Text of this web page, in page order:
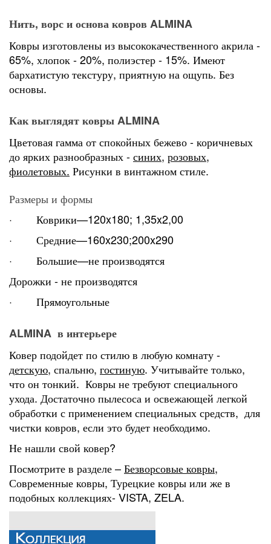
Нить, ворс и основа ковров ALMINA
Ковры изготовлены из высококачественного акрила -
65%, хлопок - 20%, полиэстер - 15%. Имеют
бархатистую текстуру, приятную на ощупь. Без
основы.
Как выглядят ковры ALMINA
Цветовая гамма от спокойных бежево - коричневых
до ярких разнообразных -синих, розовых,
фиолетовых. Рисунки в винтажном стиле.
Размеры и формы
· Коврики—120x180; 1,35x2,00
· Средние—160x230;200x290
· Большие—не производятся
Дорожки - не производятся
· Прямоугольные
ALMINA в интерьере
Ковер подойдет по стилю в любую комнату -
детскую, спальню, гостиную. Учитывайте только,
что он тонкий. Ковры не требуют специального
ухода. Достаточно пылесоса и освежающей легкой
обработки с применением специальных средств, для
чистки ковров, если это будет необходимо.
Не нашли свой ковер?
Посмотрите в разделе –Безворсовые ковры,
Современные ковры, Турецкие ковры или же в
подобных коллекциях- VISTA, ZELA.